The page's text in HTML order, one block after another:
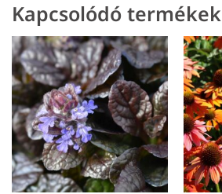
-
Bugás
lángvirág
mennyiség
Kapcsolódó termékek